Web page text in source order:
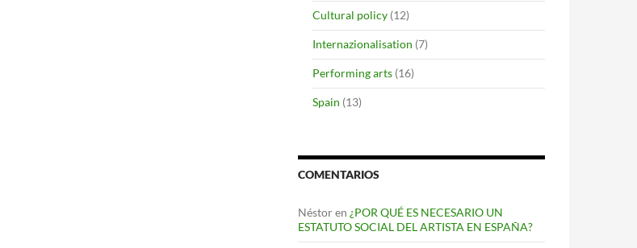
Cultural policy (12)
Internazionalisation (7)
Performing arts (16)
Spain (13)
COMENTARIOS
Néstoren ¿POR QUÉ ES NECESARIO UN
ESTATUTO SOCIAL DEL ARTISTA EN ESPAÑA?